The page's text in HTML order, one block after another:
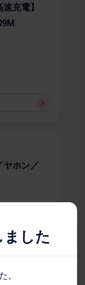
充電】
ヤホン／
ました
。